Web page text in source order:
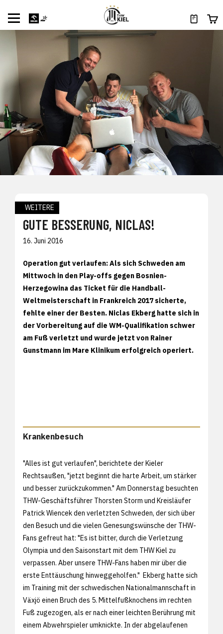
WEITERE
GUTE BESSERUNG, NICLAS!
16. Juni 2016
Operation gut verlaufen: Als sich Schweden am
Mittwoch in den Play-offs gegen Bosnien-
Herzegowina das Ticket für die Handball-
Weltmeisterschaft in Frankreich 2017 sicherte,
fehlte einer der Besten. Niclas Ekberg hatte sich in
der Vorbereitung auf die WM-Qualifikation schwer
am Fuß verletzt und wurde jetzt von Rainer
Gunstmann im Mare Klinikum erfolgreich operiert.
Krankenbesuch
"Alles ist gut verlaufen", berichtete der Kieler
Rechtsaußen, "jetzt beginnt die harte Arbeit, um stärker
und besser zurückzukommen." Am Donnerstag besuchten
THW-Geschäftsführer Thorsten Storm und Kreisläufer
Patrick Wiencek den verletzten Schweden, der sich über
den Besuch und die vielen Genesungswünsche der THW-
Fans gefreut hat: "Es ist bitter, durch die Verletzung
Olympia und den Saisonstart mit dem THW Kiel zu
verpassen. Aber unsere THW-Fans haben mir über die
erste Enttäuschung hinweggeholfen." Ekberg hatte sich
im Training mit der schwedischen Nationalmannschaft in
Växjö einen Bruch des 5. Mittelfußknochens im rechten
Fuß zugezogen, als er nach einer leichten Berührung mit
einem Abwehrspieler umknickte. In der abgelaufenen